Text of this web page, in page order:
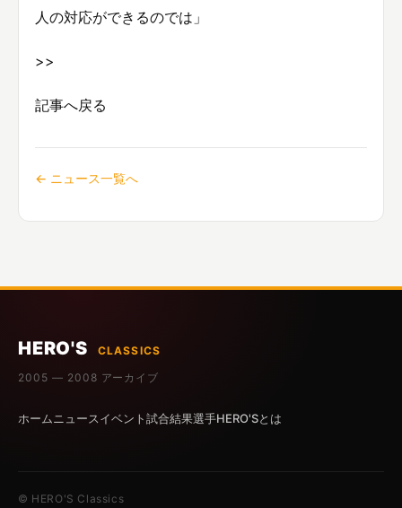
人の対応ができるのでは」
>>
記事へ戻る
← ニュース一覧へ
HERO'S
CLASSICS
2005 — 2008 アーカイブ
ホームニュースイベント試合結果選手HERO'Sとは
© HERO'S Classics